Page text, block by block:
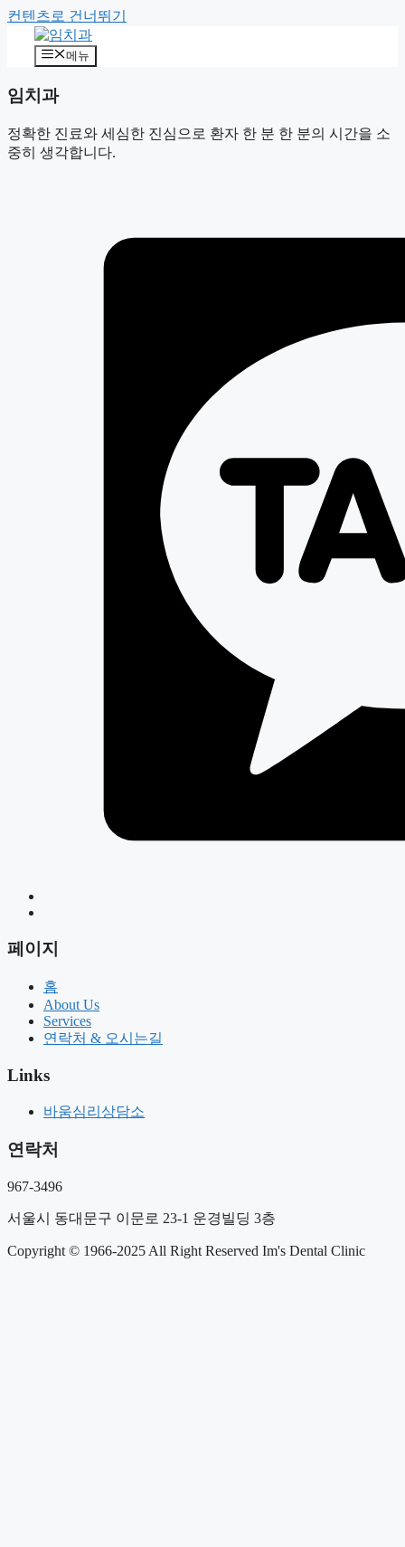
컨텐츠로 건너뛰기
메뉴
임치과
정확한 진료와 세심한 진심으로 환자 한 분 한 분의 시간을 소
중히 생각합니다.
페이지
홈
About Us
Services
연락처 & 오시는길
Links
바움심리상담소
연락처
967-3496
서울시 동대문구 이문로 23-1 운경빌딩 3층
Copyright © 1966-2025 All Right Reserved Im's Dental Clinic